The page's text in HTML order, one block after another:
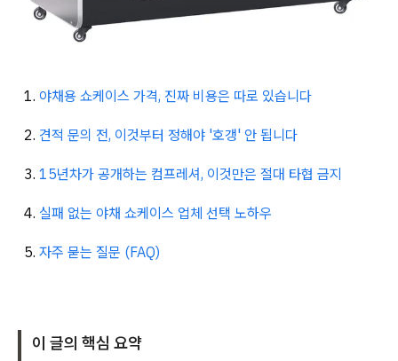
야채용 쇼케이스 가격, 진짜 비용은 따로 있습니다
견적 문의 전, 이것부터 정해야 '호갱' 안 됩니다
15년차가 공개하는 컴프레셔, 이것만은 절대 타협 금지
실패 없는 야채 쇼케이스 업체 선택 노하우
자주 묻는 질문 (FAQ)
이 글의 핵심 요약